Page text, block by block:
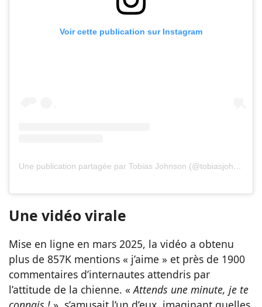
Voir cette publication sur Instagram
Une publication partagée par Tobias Johnson (@tobiasjohnson_)
Une vidéo virale
Mise en ligne en mars 2025, la vidéo a obtenu
plus de 857K mentions « j’aime » et près de 1900
commentaires d’internautes attendris par
l’attitude de la chienne. « Attends une minute, je te